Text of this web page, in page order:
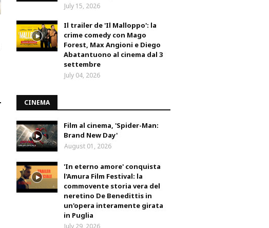
July 15, 2026
Il trailer de 'Il Malloppo': la
crime comedy con Mago
Forest, Max Angioni e Diego
Abatantuono al cinema dal 3
settembre
July 04, 2026
CINEMA
Film al cinema, 'Spider-Man:
Brand New Day'
August 01, 2026
'In eterno amore' conquista
l'Amura Film Festival: la
commovente storia vera del
neretino De Benedittis in
un'opera interamente girata
in Puglia
July 29, 2026